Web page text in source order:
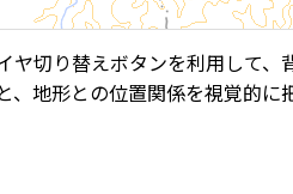
ヤ切り替えボタンを利用して
地形との位置関係を視覚的に